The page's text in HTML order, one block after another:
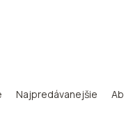
Najpredávanejšie